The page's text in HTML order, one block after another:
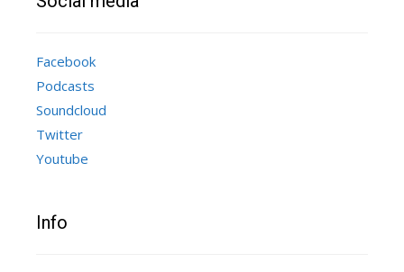
Facebook
Podcasts
Soundcloud
Twitter
Youtube
Info